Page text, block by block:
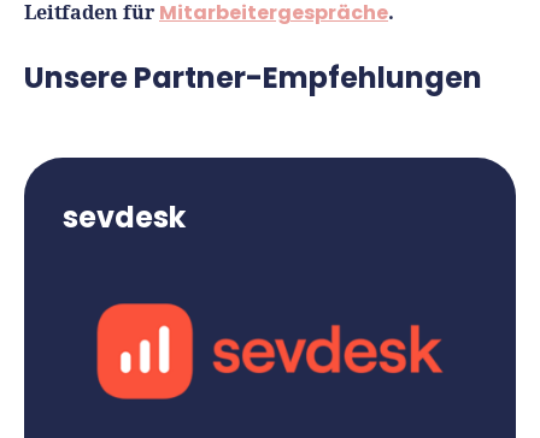
Leitfaden für Mitarbeitergespräche.
Unsere Partner-Empfehlungen
sevdesk